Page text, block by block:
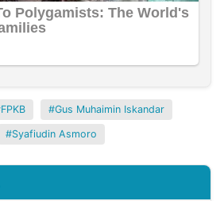
FPKB Gus Muhaimin Iskandar
Syafiudin Asmoro